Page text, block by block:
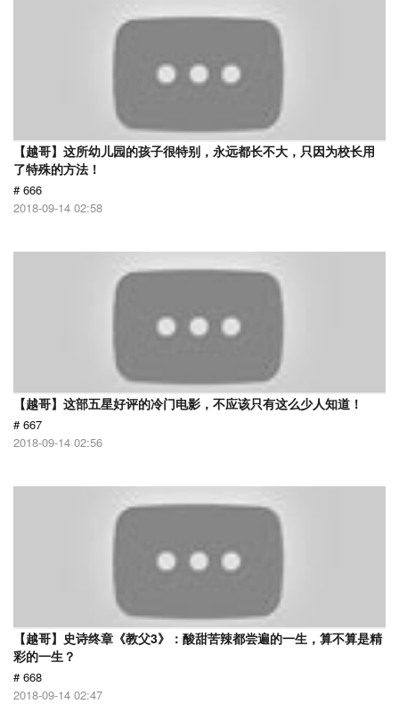
【越哥】这所幼儿园的孩子很特别，永远都长不大，只因为校长用
了特殊的方法！
# 666
2018-09-14 02:58
【越哥】这部五星好评的冷门电影，不应该只有这么少人知道！
# 667
2018-09-14 02:56
【越哥】史诗终章《教父3》：酸甜苦辣都尝遍的一生，算不算是精
彩的一生？
# 668
2018-09-14 02:47